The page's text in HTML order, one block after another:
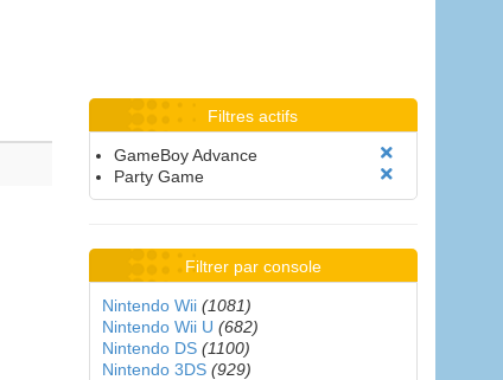
Filtres actifs
GameBoy Advance
Party Game
Filtrer par console
Nintendo Wii (1081)
Nintendo Wii U (682)
Nintendo DS (1100)
Nintendo 3DS (929)